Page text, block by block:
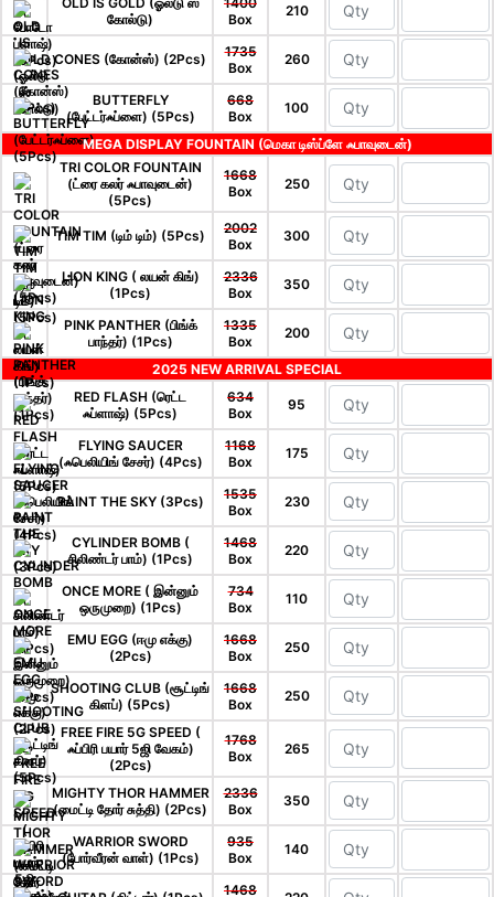
கோல்டு)
Box
210
CONES (கோன்ஸ்) (2Pcs)
1735
Box
260
BUTTERFLY
(பேட்டர்ஃப்ளை) (5Pcs)
668
Box
100
MEGA DISPLAY FOUNTAIN (மெகா டிஸ்ப்ளே ஃபாவுடைன்)
TRI COLOR FOUNTAIN
(ட்ரை கலர் ஃபாவுடைன்)
(5Pcs)
1668
Box
250
TIM TIM (டிம் டிம்) (5Pcs)
2002
Box
300
LION KING ( லயன் கிங்)
(1Pcs)
2336
Box
350
PINK PANTHER (பிங்க்
பாந்தர்) (1Pcs)
1335
Box
200
2025 NEW ARRIVAL SPECIAL
RED FLASH (ரெட்ட
ஃப்ளாஷ்) (5Pcs)
634
Box
95
FLYING SAUCER
(ஃபெலியிங் சேசர்) (4Pcs)
1168
Box
175
PAINT THE SKY (3Pcs)
1535
Box
230
CYLINDER BOMB (
சிலிண்டர் பாம்) (1Pcs)
1468
Box
220
ONCE MORE ( இன்னும்
ஒருமுறை) (1Pcs)
734
Box
110
EMU EGG (ஈமு எக்கு)
(2Pcs)
1668
Box
250
SHOOTING CLUB (சூட்டிங்
கிளப்) (5Pcs)
1668
Box
250
FREE FIRE 5G SPEED (
ஃப்பிரி பயார் 5ஜி வேகம்)
(2Pcs)
1768
Box
265
MIGHTY THOR HAMMER
(மைட்டி தோர் சுத்தி) (2Pcs)
2336
Box
350
WARRIOR SWORD
(போர்வீரன் வாள்) (1Pcs)
935
Box
140
1468